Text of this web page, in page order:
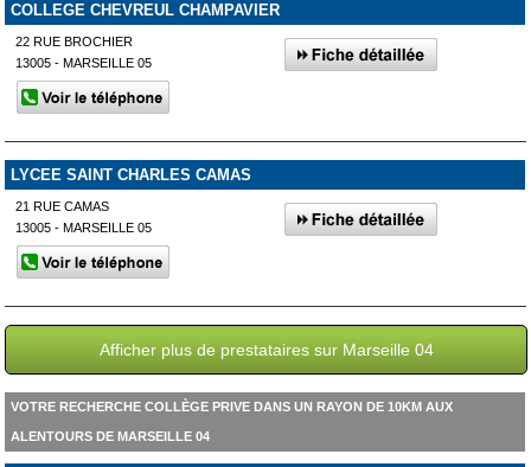
COLLEGE CHEVREUL CHAMPAVIER
22 RUE BROCHIER
13005 - MARSEILLE 05
LYCEE SAINT CHARLES CAMAS
21 RUE CAMAS
13005 - MARSEILLE 05
Afficher plus de prestataires sur Marseille 04
VOTRE RECHERCHE COLLÈGE PRIVE DANS UN RAYON DE 10KM AUX
ALENTOURS DE MARSEILLE 04